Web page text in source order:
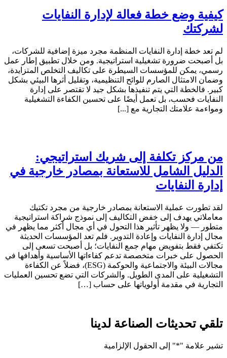
كيفية وضع خطة فعالة لإدارة النفايات
لشركتك
لم تعد خطة إدارة النفايات المنظمة مجرد ميزة إضافية للشركات،
بل أصبحت ضرورة تشغيلية استراتيجية. ومن خلال تطبيق إطار عمل
رسمي، يمكن للمؤسسات السيطرة على تكاليف التخلص المتزايدة،
وضمان الامتثال الصارم للوائح التنظيمية، وتقليل أثرها البيئي بشكل
كبير. فالخطة التي يتم تنفيذها بشكل جيد لا تقتصر على إدارة
النفايات فحسب، بل تعمل أيضًا على تحسين الكفاءة التشغيلية
ومواءمة علامتك التجارية مع [...]
من مركز تكلفة إلى شريك استراتيجي:
الدليل الشامل للاستعانة بمصادر خارجية في
إدارة النفايات
لقد تطورت عملية الاستعانة بمصادر خارجية من مجرد تكتيك
معاملاتي يهدف إلى خفض التكاليف إلى نموذج شراكة استراتيجية
متطور — ولا يظهر تأثير هذا التحول في أي مجال أكثر مما يظهر في
مجال إدارة النفايات وإعادة التدوير. فلم تعد المؤسسات الحديثة
تكتفي فقط بتفويض مهام جمع النفايات؛ بل أصبحت تسعى إلى
الحصول على خبرات متخصصة تدعم كفاءاتها الأساسية وأهدافها في
مجالات البيئة والاجتماعية والحوكمة (ESG)، فضلاً عن الكفاءة
التشغيلية على المدى الطويل. والشركات التي تضع تحسين العمليات
التجارية في مقدمة أولوياتها على حساب […]
تلقي تحديثات الصناعة لدينا
تشير علامة "*" إلى الحقول الإلزامية